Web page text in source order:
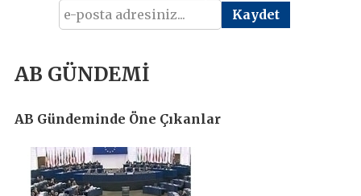
AB GÜNDEMİ
AB Gündeminde Öne Çıkanlar